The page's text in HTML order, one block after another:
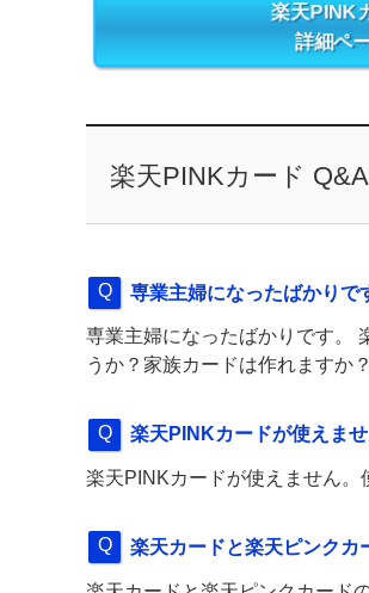
楽天PINK
詳細ペ
楽天PINKカード Q&A
専業主婦になったばかり
専業主婦になったばかりです。
うか？家族カードは作れますか？
楽天PINKカードが使えま
楽天PINKカードが使えません。
楽天カードと楽天ピンクカ